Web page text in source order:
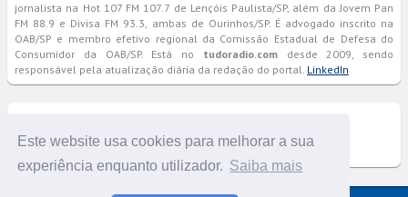
Este website usa cookies para melhorar a sua
experiência enquanto utilizador. Saiba mais
jornalista na Hot 107 FM 107.7 de Lençóis Paulista/SP, além da Jovem Pan
FM 88.9 e Divisa FM 93.3, ambas de Ourinhos/SP. É advogado inscrito na
OAB/SP e membro efetivo regional da Comissão Estadual de Defesa do
Consumidor da OAB/SP. Está no tudoradio.comdesde 2009, sendo
responsável pela atualização diária da redação do portal. LinkedIn